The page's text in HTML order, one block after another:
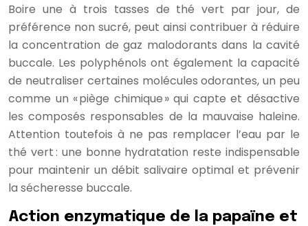
Boire une à trois tasses de thé vert par jour, de
préférence non sucré, peut ainsi contribuer à réduire
la concentration de gaz malodorants dans la cavité
buccale. Les polyphénols ont également la capacité
de neutraliser certaines molécules odorantes, un peu
comme un « piège chimique » qui capte et désactive
les composés responsables de la mauvaise haleine.
Attention toutefois à ne pas remplacer l’eau par le
thé vert : une bonne hydratation reste indispensable
pour maintenir un débit salivaire optimal et prévenir
la sécheresse buccale.
Action enzymatique de la papaïne et